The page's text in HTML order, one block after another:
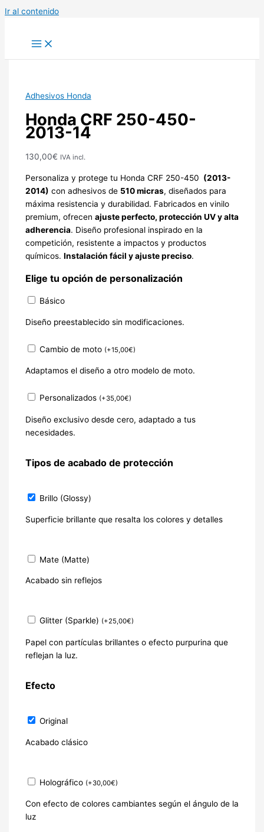
Ir al contenido
Adhesivos Honda
Honda CRF 250-450-
2013-14
130,00€ IVA incl.
Personaliza y protege tu Honda CRF 250-450 (2013-
2014) con adhesivos de 510 micras, diseñados para
máxima resistencia y durabilidad. Fabricados en vinilo
premium, ofrecen ajuste perfecto, protección UV y alta
adherencia. Diseño profesional inspirado en la
competición, resistente a impactos y productos
químicos. Instalación fácil y ajuste preciso.
Elige tu opción de personalización
Básico
Diseño preestablecido sin modificaciones.
Cambio de moto (+15,00€)
Adaptamos el diseño a otro modelo de moto.
Personalizados (+35,00€)
Diseño exclusivo desde cero, adaptado a tus
necesidades.
Tipos de acabado de protección
Brillo (Glossy)
Superficie brillante que resalta los colores y detalles
Mate (Matte)
Acabado sin reflejos
Glitter (Sparkle) (+25,00€)
Papel con partículas brillantes o efecto purpurina que
reflejan la luz.
Efecto
Original
Acabado clásico
Holográfico (+30,00€)
Con efecto de colores cambiantes según el ángulo de la
luz